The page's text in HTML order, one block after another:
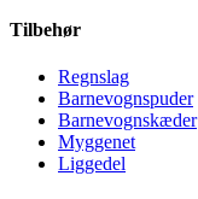
Tilbehør
Regnslag
Barnevognspuder
Barnevognskæder
Myggenet
Liggedel